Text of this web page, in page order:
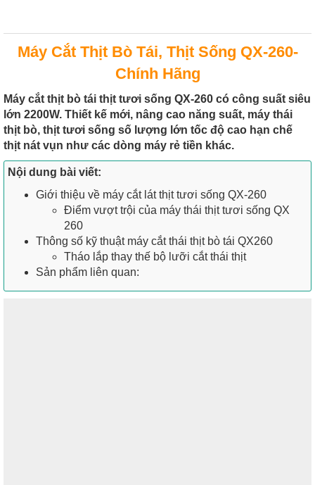
Máy Cắt Thịt Bò Tái, Thịt Sống QX-260-
Chính Hãng
Máy cắt thịt bò tái thịt tươi sống QX-260 có công suất siêu
lớn 2200W. Thiết kế mới, nâng cao năng suất, máy thái
thịt bò, thịt tươi sống số lượng lớn tốc độ cao hạn chế
thịt nát vụn như các dòng máy rẻ tiền khác.
Nội dung bài viết:
Giới thiệu về máy cắt lát thịt tươi sống QX-260
Điểm vượt trội của máy thái thịt tươi sống QX
260
Thông số kỹ thuật máy cắt thái thịt bò tái QX260
Tháo lắp thay thế bộ lưỡi cắt thái thịt
Sản phẩm liên quan: